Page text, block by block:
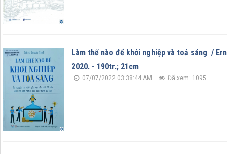
Làm thế nào để khởi nghiệp và toả sáng /
2020. - 190tr.; 21cm
07/07/2022 03:38:44 AM Đã xem: 1095